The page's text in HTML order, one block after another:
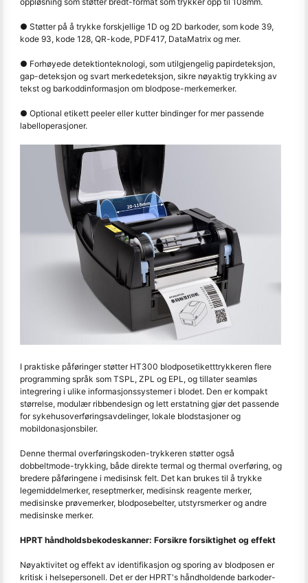
● Støtter på å trykke forskjellige 1D og 2D barkoder, som kode 39,
kode 93, kode 128, QR-kode, PDF417, DataMatrix og mer.
● Forhøyede detektionteknologi, som utilgjengelig papirdeteksjon,
gap-deteksjon og svart merkedeteksjon, sikre nøyaktig trykking av
tekst og barkoddinformasjon om blodpose-merkemerker.
● Optional etikett peeler eller kutter bindinger for mer passende
labelloperasjoner.
I praktiske påføringer støtter HT300 blodposetiketttrykkeren flere
programming språk som TSPL, ZPL og EPL, og tillater seamløs
integrering i ulike informasjonssystemer i blodet. Den er kompakt
størrelse, modulær ribbendesign og lett erstatning gjør det passende
for sykehusoverføringsavdelinger, lokale blodstasjoner og
mobildonasjonsbiler.
Denne thermal overføringskoden-trykkeren støtter også
dobbeltmode-trykking, både direkte termal og thermal overføring, og
bredere påføringene i medisinsk felt. Det kan brukes til å trykke
legemiddelmerker, reseptmerker, medisinsk reagente merker,
medisinske prøvemerker, blodposebelter, utstyrsmerker og andre
medisinske merker.
HPRT håndholdsbekodeskanner: Forsikre forsiktighet og effekt
Nøyaktivitet og effekt av identifikasjon og sporing av blodposen er
kritisk i helsepersonell. Det er der HPRT's håndholdende barkoder-